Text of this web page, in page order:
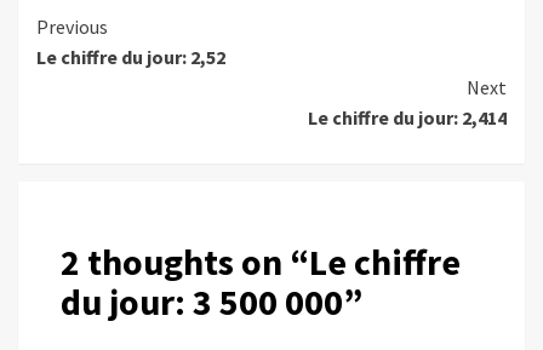
Continue
Reading
Previous
Le chiffre du jour: 2,52
Next
Le chiffre du jour: 2,414
2 thoughts on “Le chiffre
du jour: 3 500 000”